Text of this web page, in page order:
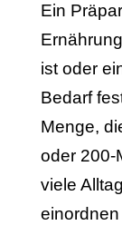
Ein
ist oder
Bedarf
Menge,
oder 200-
viele